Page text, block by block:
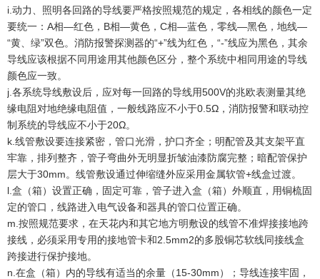
i.动力、照明各回路的导线要严格按照规范的规定，各相线的颜色一定
要统一：A相—红色，B相—黄色，C相—蓝色，零线—黑色，地线—
“黄、绿”双色。消防报警探测器的“+”线为红色，“-”线应为黑色，其余
导线应该根据不同用途用其他颜色区分，整个系统中相同用途的导线
颜色应一致。
j.各系统导线敷设后，应对每一回路的导线用500V的兆欧表测量其绝
缘电阻对地绝缘电阻值，一般线路应不小于0.5Ω，消防报警和联动控
制系统的导线应不小于20Ω。
k.线管敷设要连接紧密，管口光滑，护口齐全；明配管及其支架平直
牢靠，排列整齐，管子弯曲外无明显折皱油漆防腐完整；暗配管保护
层大于30mm。线管敷设通过伸缩缝外应采用金属软管+线盒过渡。
l.盒（箱）设置正确，固定可靠，管子进入盒（箱）外顺直，用铜梳固
定的管口，线路进入电气设备和器具的管口位置正确。
m.按照规范要求，在天花内和其它地方明敷设的线管不准焊接接地跨
接线，必须采用专用的接地管卡和2.5mm2的多股铜芯软线同接线盒
跨接进行保护接地。
n.在盒（箱）内的导线有适当的余量（15-30mm）；导线连接牢固，